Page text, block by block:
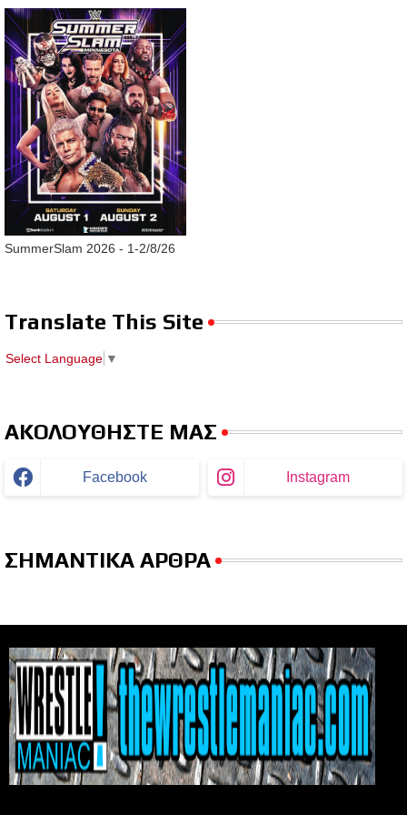
SummerSlam 2026 - 1-2/8/26
Translate This Site
Select Language ▼
ΑΚΟΛΟΥΘΗΣΤΕ ΜΑΣ
Facebook Instagram
ΣΗΜΑΝΤΙΚΑ ΑΡΘΡΑ